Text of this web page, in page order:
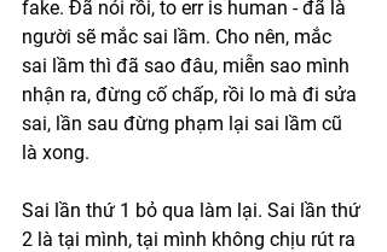
fake. Đã nói rồi, to err is human - đã là
người sẽ mắc sai lầm. Cho nên, mắc
sai lầm thì đã sao đâu, miễn sao mình
nhận ra, đừng cố chấp, rồi lo mà đi sửa
sai, lần sau đừng phạm lại sai lầm cũ
là xong.
Sai lần thứ 1 bỏ qua làm lại. Sai lần thứ
2 là tại mình, tại mình không chịu rút ra